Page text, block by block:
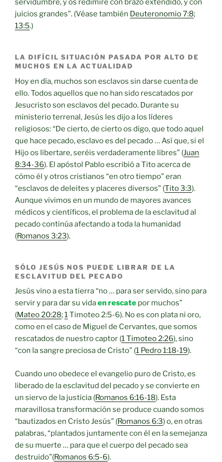
servidumbre, y os redimiré con brazo extendido, y con
juicios grandes”. (Véase también Deuteronomio 7:8;
13:5.)
LA DIFÍCIL SITUACIÓN PASADA POR ALTO DE
MUCHOS EN LA ACTUALIDAD
Hoy en día, muchos son esclavos sin darse cuenta de
ello. Todos aquellos que no han sido rescatados por
Jesucristo son esclavos del pecado. Durante su
ministerio terrenal, Jesús les dijo a los líderes
religiosos: “De cierto, de cierto os digo, que todo aquel
que hace pecado, esclavo es del pecado … Así que, si el
Hijo os libertare, seréis verdaderamente libres” (Juan
8:34-36). El apóstol Pablo escribió a Tito acerca de
cómo él y otros cristianos “en otro tiempo” eran
“esclavos de deleites y placeres diversos” (Tito 3:3).
Aunque vivimos en un mundo de mayores avances
médicos y científicos, el problema de la esclavitud al
pecado continúa afectando a toda la humanidad
(Romanos 3:23).
SÓLO JESÚS NOS PUEDE LIBRAR DE LA
ESCLAVITUD DEL PECADO
Jesús vino a esta tierra “no … para ser servido, sino para
servir y para dar su vidaen rescate por muchos”
(Mateo 20:28;1​​Timoteo 2:5-6). No es con plata ni oro,
como en el caso de Miguel de Cervantes, que somos
rescatados de nuestro captor (1 Timoteo 2:26), sino
“con la sangre preciosa de Cristo” (1 Pedro 1:18-19).
Cuando uno obedece el evangelio puro de Cristo, es
liberado de la esclavitud del pecado y se convierte en
un siervo de la justicia (Romanos 6:16-18). Esta
maravillosa transformación se produce cuando somos
“bautizados en Cristo Jesús” (Romanos 6:3) o, en otras
palabras, “plantados juntamente con él en la semejanza
de su muerte … para que el cuerpo del pecado sea
destruido”(Romanos 6:5-6).